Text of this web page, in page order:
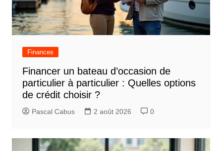
Finances
Financer un bateau d’occasion de
particulier à particulier : Quelles options
de crédit choisir ?
Pascal Cabus 2 août 2026 0